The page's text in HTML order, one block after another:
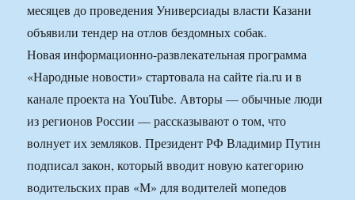
месяцев до проведения Универсиады власти Казани
объявили тендер на отлов бездомных собак.
Новая информационно-развлекательная программа
«Народные новости» стартовала на сайте ria.ru и в
канале проекта на YouTube. Авторы — обычные люди
из регионов России — рассказывают о том, что
волнует их земляков. Президент РФ Владимир Путин
подписал закон, который вводит новую категорию
водительских прав «М» для водителей мопедов